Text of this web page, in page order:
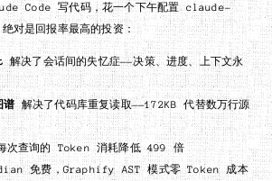
Code 写代码，花一个下午配置 claude-
对是回报率最高的投资：
解决了会话间的失忆症——决策、进度、上下文永
谱解决了代码库重复读取——172KB 代替数万行源
次查询的 Token 消耗降低 499 倍
免费，Graphify AST 模式零 Token 成本